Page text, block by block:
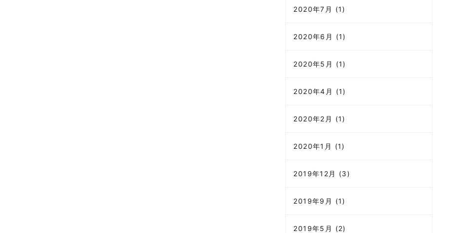
2020年7月 (1)
2020年6月 (1)
2020年5月 (1)
2020年4月 (1)
2020年2月 (1)
2020年1月 (1)
2019年12月 (3)
2019年9月 (1)
2019年5月 (2)